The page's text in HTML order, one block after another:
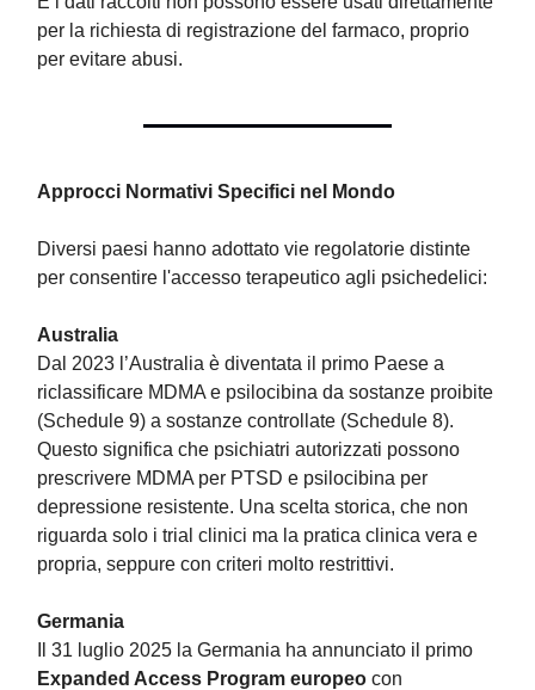
per la richiesta di registrazione del farmaco, proprio
per evitare abusi.
Approcci Normativi Specifici nel Mondo
Diversi paesi hanno adottato vie regolatorie distinte
per consentire l'accesso terapeutico agli psichedelici:
Australia
Dal 2023 l’Australia è diventata il primo Paese a
riclassificare MDMA e psilocibina da sostanze proibite
(Schedule 9) a sostanze controllate (Schedule 8).
Questo significa che psichiatri autorizzati possono
prescrivere MDMA per PTSD e psilocibina per
depressione resistente. Una scelta storica, che non
riguarda solo i trial clinici ma la pratica clinica vera e
propria, seppure con criteri molto restrittivi.
Germania
Il 31 luglio 2025 la Germania ha annunciato il primo
Expanded Access Program europeo con